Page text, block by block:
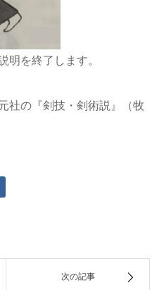
を終了します。
社の『剣技・剣術説』（牧
次の記事